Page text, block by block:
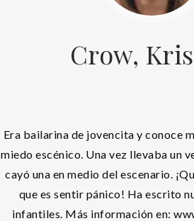
Crow,
Era bailarina de jovencita y conoce
miedo escénico. Una vez llevaba un
cayó una en medio del escenario.
que es sentir pánico! Ha escrito
infantiles. Más información en: